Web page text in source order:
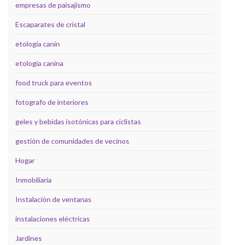
empresas de paisajismo
Escaparates de cristal
etología canin
etología canina
food truck para eventos
fotografo de interiores
geles y bebidas isotónicas para ciclistas
gestión de comunidades de vecinos
Hogar
Inmobiliaria
Instalación de ventanas
instalaciones eléctricas
Jardines